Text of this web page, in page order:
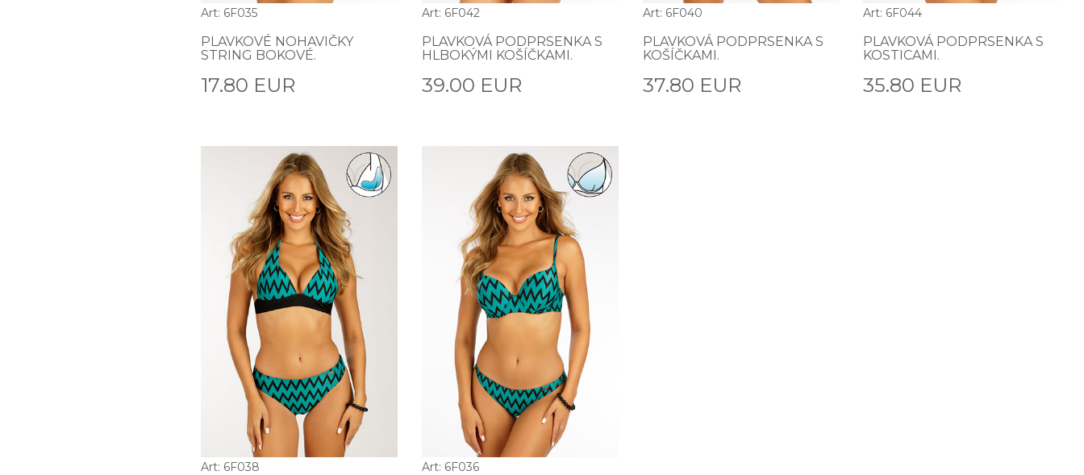
Art: 6F035
PLAVKOVÉ NOHAVIČKY
STRING BOKOVÉ.
17.80 EUR
Art: 6F042
PLAVKOVÁ PODPRSENKA S
HLBOKÝMI KOŠÍČKAMI.
39.00 EUR
Art: 6F040
PLAVKOVÁ PODPRSENKA S
KOŠÍČKAMI.
37.80 EUR
Art: 6F044
PLAVKOVÁ PODPRSENKA S
KOSTICAMI.
35.80 EUR
Art: 6F038 Art: 6F036